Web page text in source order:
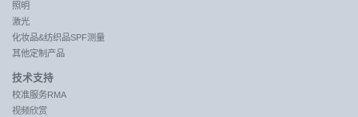
照明
激光
化妆品&纺织品SPF测量
其他定制产品
技术支持
校准服务RMA
视频欣赏